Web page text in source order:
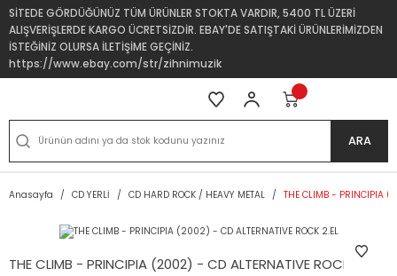
SİTEDE GÖRDÜĞÜNÜZ TÜM ÜRÜNLER STOKTA VARDIR, 5400 TL ÜZERİ
ALIŞVERİŞLERDE KARGO ÜCRETSİZDİR. EBAY'DE SATIŞTAKİ ÜRÜNLERİMİZDEN
İSTEĞİNİZ OLURSA İLETİŞİME GEÇİNİZ.
https://www.ebay.com/str/zihnimuzik
ARA
Anasayfa CD YERLİ CD HARD ROCK / HEAVY METAL THE CLIMB - PRINCIPIA
THE CLIMB - PRINCIPIA (2002) - CD ALTERNATIVE ROCK 2.EL